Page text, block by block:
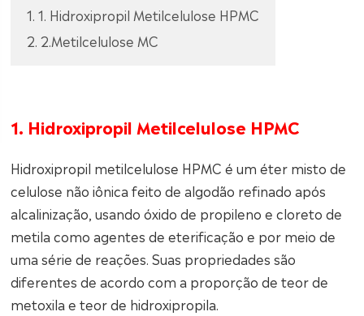
1. 1. Hidroxipropil Metilcelulose HPMC
2. 2.Metilcelulose MC
1. Hidroxipropil Metilcelulose HPMC
Hidroxipropil metilcelulose HPMC é um éter misto de
celulose não iônica feito de algodão refinado após
alcalinização, usando óxido de propileno e cloreto de
metila como agentes de eterificação e por meio de
uma série de reações. Suas propriedades são
diferentes de acordo com a proporção de teor de
metoxila e teor de hidroxipropila.